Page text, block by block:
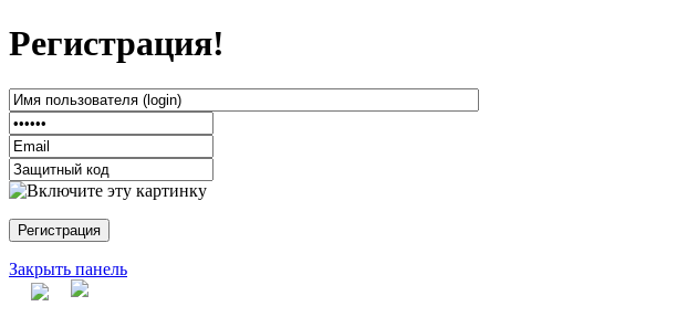
Регистрация!
Закрыть панель